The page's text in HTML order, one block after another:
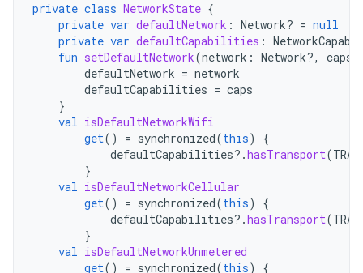
private class NetworkState {
private var defaultNetwork : Network? = null
private var defaultCapabilities :
fun setDefaultNetwork(network : Network?, caps
defaultNetwork = network
defaultCapabilities = caps
}
val isDefaultNetworkWifi
get() = synchronized(this)
{
defaultCapabilities?.hasTransport(
}
val isDefaultNetworkCellular
get() = synchronized(this)
{
defaultCapabilities?.hasTransport(
}
val isDefaultNetworkUnmetered
get() = synchronized(this)
{